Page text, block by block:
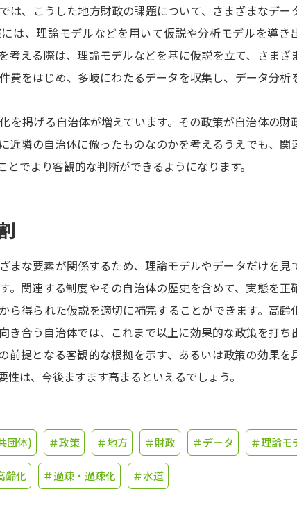
志望校・出
併願校選び
テレメール全国
大学で学び
学問のミニ講義
ユーザーサポ
資料の料金のお
は、こうした地方財政の課題について、さまざまなデー
は、理論モデルなどを用いて仮説や分析モデルを導き
考える際は、理論モデルなどを基に仮説を立て、さまざ
費をはじめ、多岐にわたるデータを収集し、データ分析
を掲げる自治体が増えています。その政策が自治体の財
近隣の自治体に倣ったものなのかを考えるうえでも、関
でより客観的な判断ができるようになります。
まな要素が関係するため、理論モデルやデータだけを見
。関連する制度やその自治体の歴史を含めて、実態を正
ら得られた仮説を適切に補完することができます。高齢
き合う自治体では、これまで以上に効果的な政策を打ち
前提となる客観的な根拠を示す、あるいは政策の効果を
は、今後ますます高まるといえるでしょう。
団体) ＃政策 ＃地方 ＃財政 ＃データ ＃理論モ
齢化 ＃過疎・過疎化 ＃水道